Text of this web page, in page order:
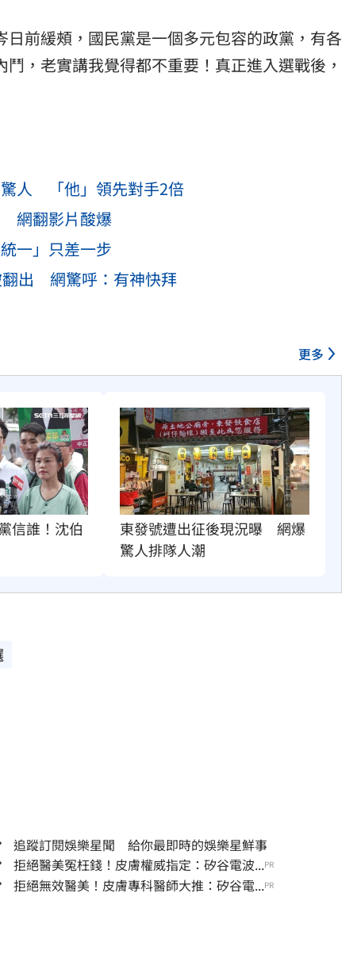
前緩頰，國民黨是一個多元包容的政黨，有各
，老實講我覺得都不重要！真正進入選戰後，
驚人 「他」領先對手2倍
網翻影片酸爆
一」只差一步
翻出 網驚呼：有神快拜
更多
信誰！沈伯
東發號遭出征後現況曝　網爆
驚人排隊人潮
追蹤訂閱娛樂星聞 給你最即時的娛樂星鮮事
拒絕醫美冤枉錢！皮膚權威指定：矽谷電波...PR
拒絕無效醫美！皮膚專科醫師大推：矽谷電...PR